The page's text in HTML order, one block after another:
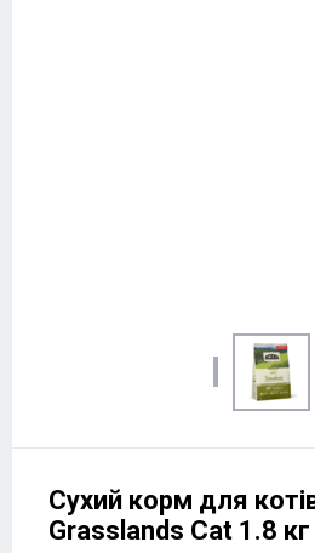
Сухий корм для
Grasslands Cat 1.8 кг